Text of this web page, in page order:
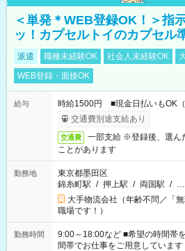
＜単発＊WEB登録OK！＞指
ッ！カプセルトイのカプセル
派遣 職種未経験OK 社会人未経験OK
WEB登録・面接OK
給与
時給1500円 ■現金日払いもOK（
交通費別途支給あり
交通費
一部支給 ※登録後、選ん
ことがあります
勤務地
東京都墨田区
錦糸町駅 / 押上駅 / 両国駅 / …
大手物流会社（年齢不問／「
職場です！）
勤務時間
9:00～18:00など ■希望の時間帯を選べます！
間帯でお仕事をご用意していま